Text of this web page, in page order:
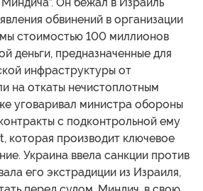
обвинений в организации
стоимостью 100 миллионов
деньги, предназначенные для
инфраструктуры от
на откаты нечистоплотным
уговаривал министра обороны
с подконтрольной ему
которая производит ключевое
Украина ввела санкции против
его экстрадиции из Израиля,